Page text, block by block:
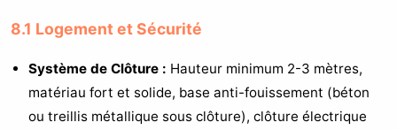
8.1 Logement et Sécurité
Système de Clôture : Hauteur minimum 2-3 mètres,
matériau fort et solide, base anti-fouissement (béton
ou treillis métallique sous clôture), clôture électrique